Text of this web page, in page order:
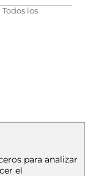
los
para analizar
el